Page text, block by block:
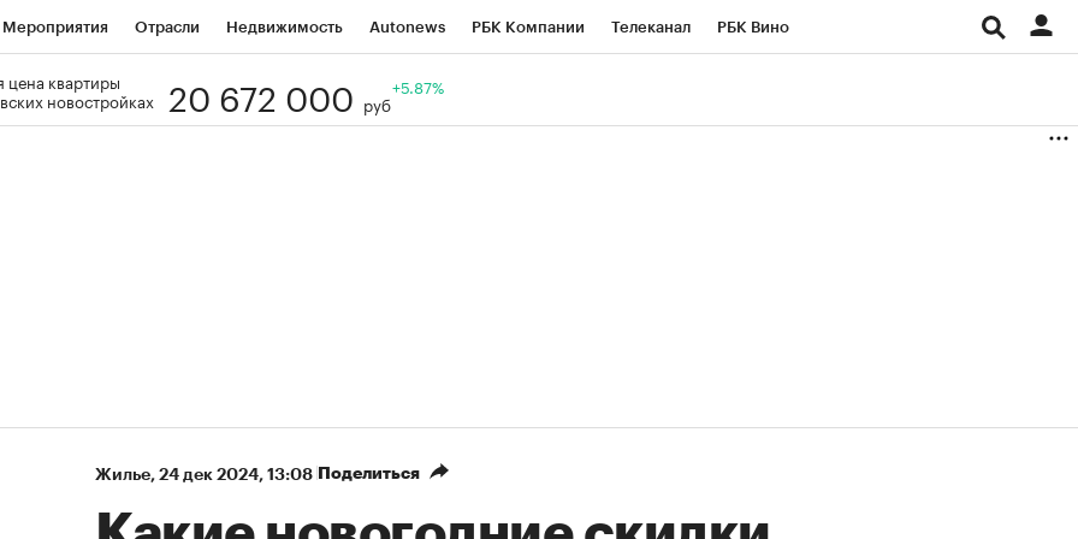
Мероприятия Отрасли Недвижимость Autonews РБК Компании Телеканал РБК Вино
Визионеры
цена квартиры
новостройках
20 672 000 руб
+5.87%
Жилье⁠, 24 дек 2024, 13:08 Поделиться